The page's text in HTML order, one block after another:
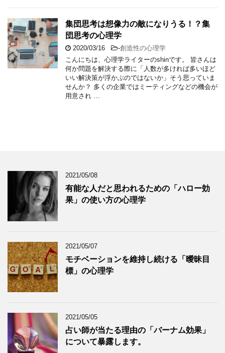
集団思考は想像力の敵になりうる！？集
団思考の心理学
2020/03/16 -創造性の心理学
こんにちは、心理学ライターのshinです。 皆さんは
何か問題を解決する際に「人数が多ければ多いほど
いい解決策が浮かぶのではないか」そう思っていま
せんか？ 多くの企業ではミーティングなどの機会が
用意され …
2021/05/08
有能な人だと思われるための「ハロー効
果」の使い方の心理学
2021/05/07
モチベーションを維持し続ける「曖昧目
標」の心理学
2021/05/05
占い師が当たる理由の「バーナム効果」
について暴露します。